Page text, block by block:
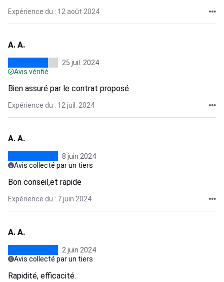
Expérience du : 12 août 2024
A. A.
25 juil. 2024
Avis vérifié
Bien assuré par le contrat proposé
Expérience du : 12 juil. 2024
A. A.
8 juin 2024
Avis collecté par un tiers
Bon conseil,et rapide
Expérience du : 7 juin 2024
A. A.
2 juin 2024
Avis collecté par un tiers
Rapidité, efficacité.